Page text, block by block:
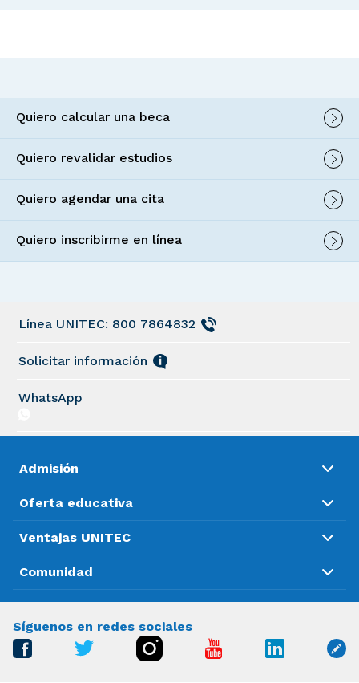
Quiero calcular una beca
Quiero revalidar estudios
Quiero agendar una cita
Quiero inscribirme en línea
Línea UNITEC: 800 7864832
Solicitar información
WhatsApp
Admisión
Oferta educativa
Ventajas UNITEC
Comunidad
Síguenos en redes sociales